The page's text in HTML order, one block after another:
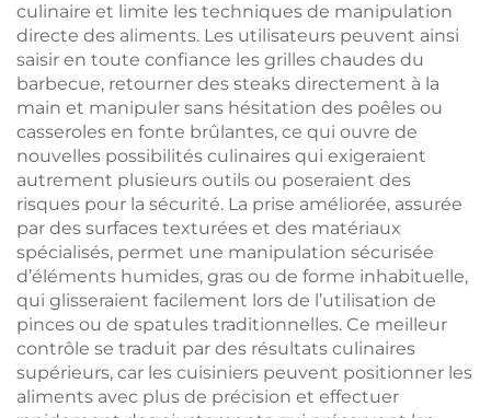
culinaire et limite les techniques de manipulation
directe des aliments. Les utilisateurs peuvent ainsi
saisir en toute confiance les grilles chaudes du
barbecue, retourner des steaks directement à la
main et manipuler sans hésitation des poêles ou
casseroles en fonte brûlantes, ce qui ouvre de
nouvelles possibilités culinaires qui exigeraient
autrement plusieurs outils ou poseraient des
risques pour la sécurité. La prise améliorée, assurée
par des surfaces texturées et des matériaux
spécialisés, permet une manipulation sécurisée
d’éléments humides, gras ou de forme inhabituelle,
qui glisseraient facilement lors de l’utilisation de
pinces ou de spatules traditionnelles. Ce meilleur
contrôle se traduit par des résultats culinaires
supérieurs, car les cuisiniers peuvent positionner les
aliments avec plus de précision et effectuer